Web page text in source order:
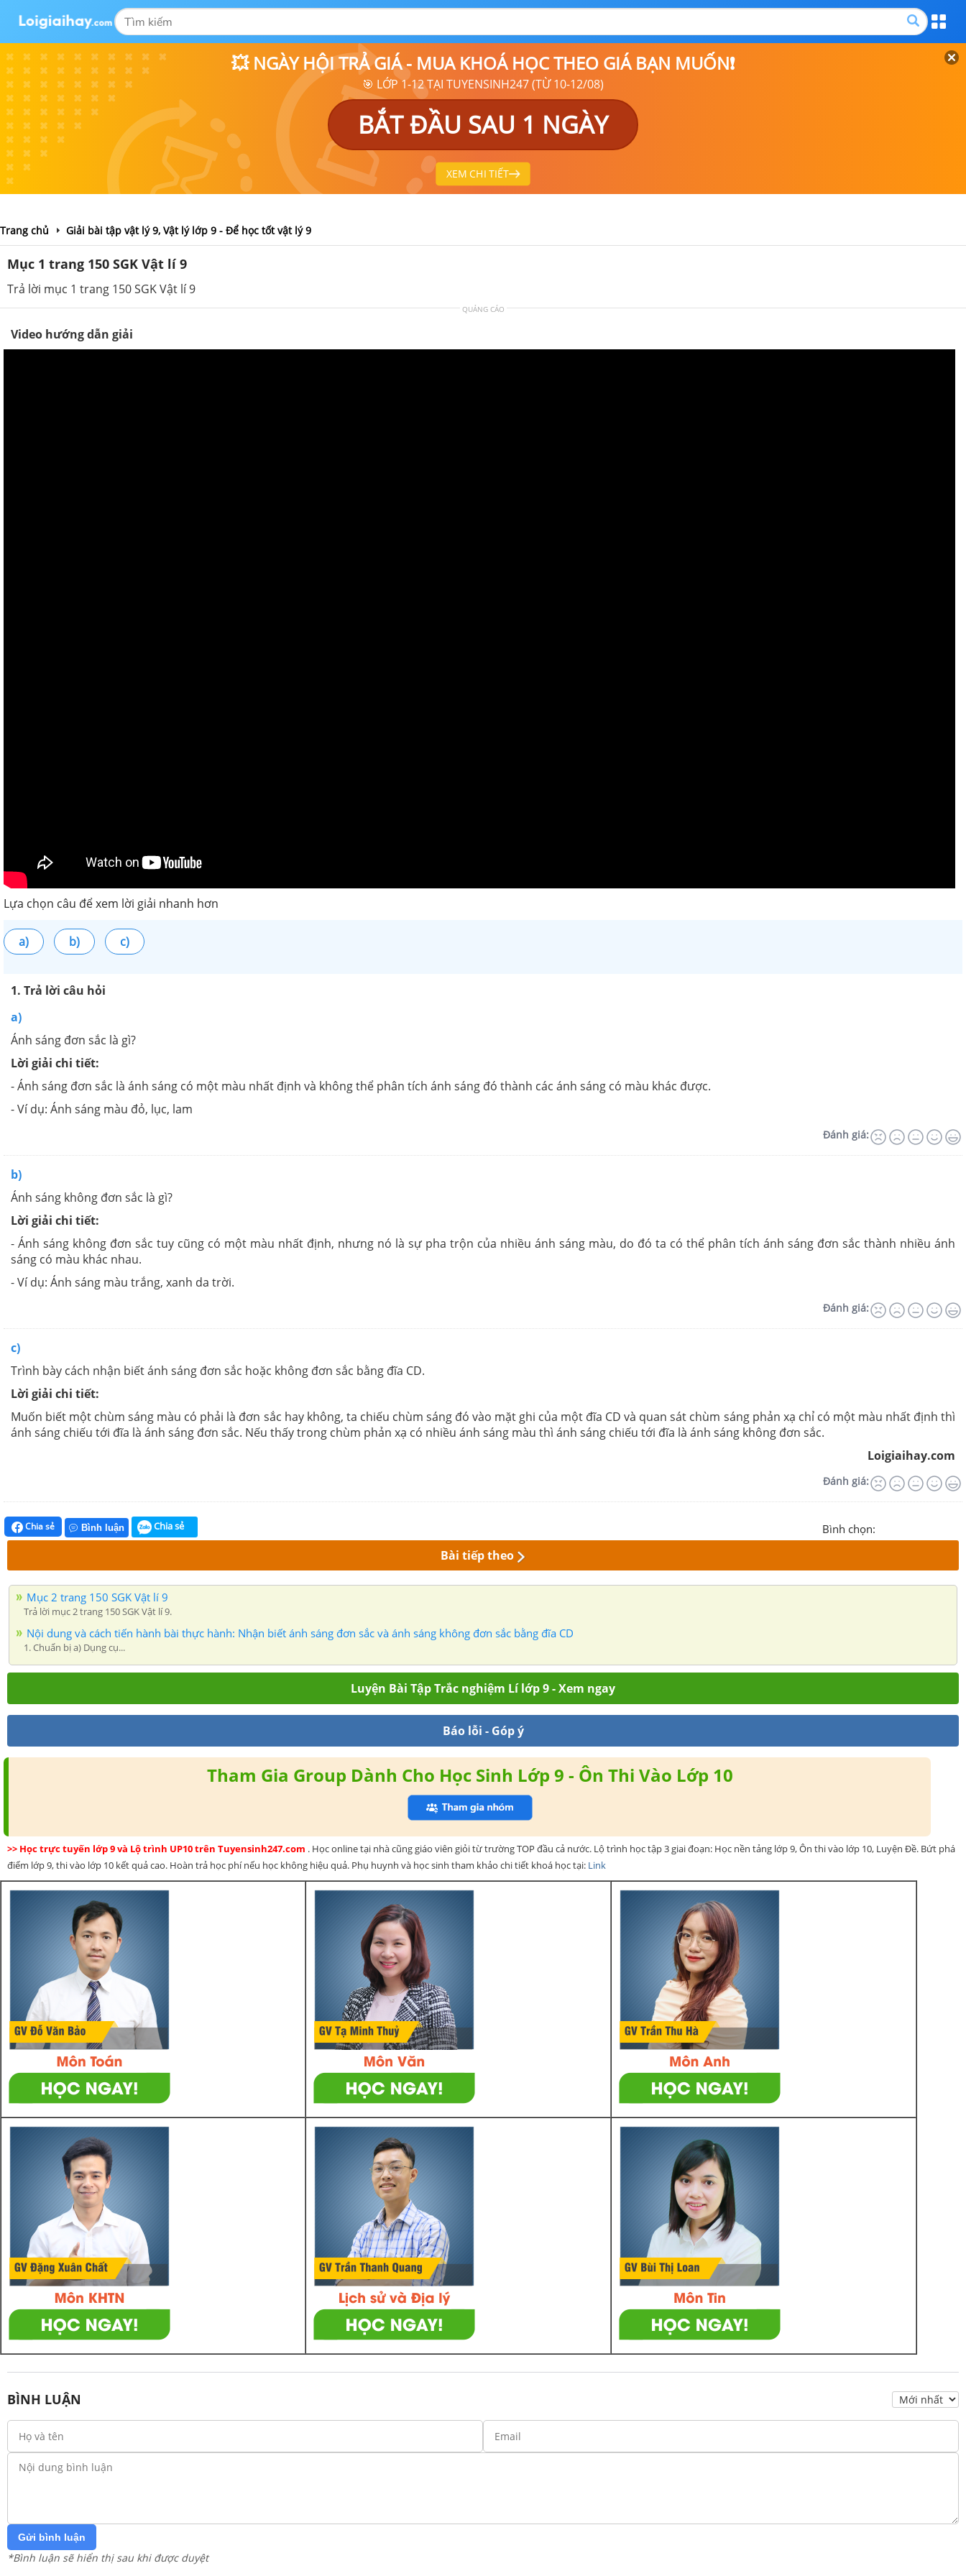
💥 NGÀY HỘI TRẢ GIÁ - MUA KHOÁ HỌC THEO GIÁ BẠN MUỐN❗
🎯 LỚP 1-12 TẠI TUYENSINH247 (TỪ 10-12/08)
BẮT ĐẦU SAU 1 NGÀY
XEM CHI TIẾT
Trang chủ Giải bài tập vật lý 9, Vật lý lớp 9 - Để học tốt vật lý 9
Mục 1 trang 150 SGK Vật lí 9
Trả lời mục 1 trang 150 SGK Vật lí 9
QUẢNG CÁO
Video hướng dẫn giải
Lựa chọn câu để xem lời giải nhanh hơn
a) b) c)
1. Trả lời câu hỏi
a)
Ánh sáng đơn sắc là gì?
Lời giải chi tiết:
- Ánh sáng đơn sắc là ánh sáng có một màu nhất định và không thể phân tích ánh sáng đó thành các ánh sáng có màu khác được.
- Ví dụ: Ánh sáng màu đỏ, lục, lam
Đánh giá:
b)
Ánh sáng không đơn sắc là gì?
Lời giải chi tiết:
- Ánh sáng không đơn sắc tuy cũng có một màu nhất định, nhưng nó là sự pha trộn của nhiều ánh sáng màu, do đó ta có thể phân tích ánh sáng đơn sắc thành nhiều ánh
sáng có màu khác nhau.
- Ví dụ: Ánh sáng màu trắng, xanh da trời.
Đánh giá:
c)
Trình bày cách nhận biết ánh sáng đơn sắc hoặc không đơn sắc bằng đĩa CD.
Lời giải chi tiết:
Muốn biết một chùm sáng màu có phải là đơn sắc hay không, ta chiếu chùm sáng đó vào mặt ghi của một đĩa CD và quan sát chùm sáng phản xạ chỉ có một màu nhất định thì
ánh sáng chiếu tới đĩa là ánh sáng đơn sắc. Nếu thấy trong chùm phản xạ có nhiều ánh sáng màu thì ánh sáng chiếu tới đĩa là ánh sáng không đơn sắc.
Loigiaihay.com
Đánh giá:
Chia sẻ Bình luận Chia sẻ Bình chọn:
Bài tiếp theo
Mục 2 trang 150 SGK Vật lí 9
Trả lời mục 2 trang 150 SGK Vật lí 9.
Nội dung và cách tiến hành bài thực hành: Nhận biết ánh sáng đơn sắc và ánh sáng không đơn sắc bằng đĩa CD
1. Chuẩn bị a) Dụng cụ...
Luyện Bài Tập Trắc nghiệm Lí lớp 9 - Xem ngay
Báo lỗi - Góp ý
Tham Gia Group Dành Cho Học Sinh Lớp 9 - Ôn Thi Vào Lớp 10
>> Học trực tuyến lớp 9 và Lộ trình UP10 trên Tuyensinh247.com . Học online tại nhà cũng giáo viên giỏi từ trường TOP đầu cả nước. Lộ trình học tập 3 giai đoạn: Học nền tảng lớp 9, Ôn thi vào lớp 10, Luyện Đề. Bứt phá
điểm lớp 9, thi vào lớp 10 kết quả cao. Hoàn trả học phí nếu học không hiệu quả. Phụ huynh và học sinh tham khảo chi tiết khoá học tại: Link
BÌNH LUẬN
Gửi bình luận
*Bình luận sẽ hiển thị sau khi được duyệt